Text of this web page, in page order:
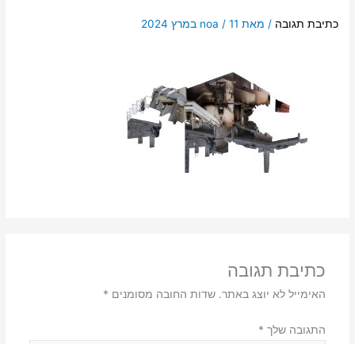
כתיבת תגובה / מאת noa / 11 במרץ 2024
כתיבת תגובה
האימייל לא יוצג באתר. שדות החובה מסומנים *
התגובה שלך *